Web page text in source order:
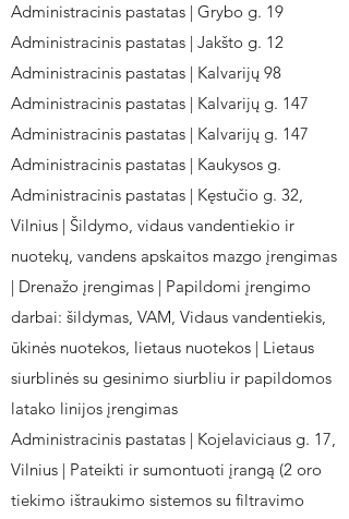
Administracinis pastatas | Grybo g. 19
Administracinis pastatas | Jakšto g. 12
Administracinis pastatas | Kalvarijų 98
Administracinis pastatas | Kalvarijų g. 147
Administracinis pastatas | Kalvarijų g. 147
Administracinis pastatas | Kaukysos g.
Administracinis pastatas | Kęstučio g. 32,
Vilnius | Šildymo, vidaus vandentiekio ir
nuotekų, vandens apskaitos mazgo įrengimas
| Drenažo įrengimas | Papildomi įrengimo
darbai: šildymas, VAM, Vidaus vandentiekis,
ūkinės nuotekos, lietaus nuotekos | Lietaus
siurblinės su gesinimo siurbliu ir papildomos
latako linijos įrengimas
Administracinis pastatas | Kojelaviciaus g. 17,
Vilnius | Pateikti ir sumontuoti įrangą (2 oro
tiekimo ištraukimo sistemos su filtravimo